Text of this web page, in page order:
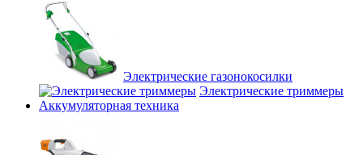
Электрические газонокосилки
Электрические триммеры
Аккумуляторная техника